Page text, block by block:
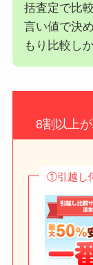
括査定で比
言い値で決
もり比較し
8割以上
①引越し